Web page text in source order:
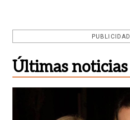
PUBLICIDAD
Últimas noticias